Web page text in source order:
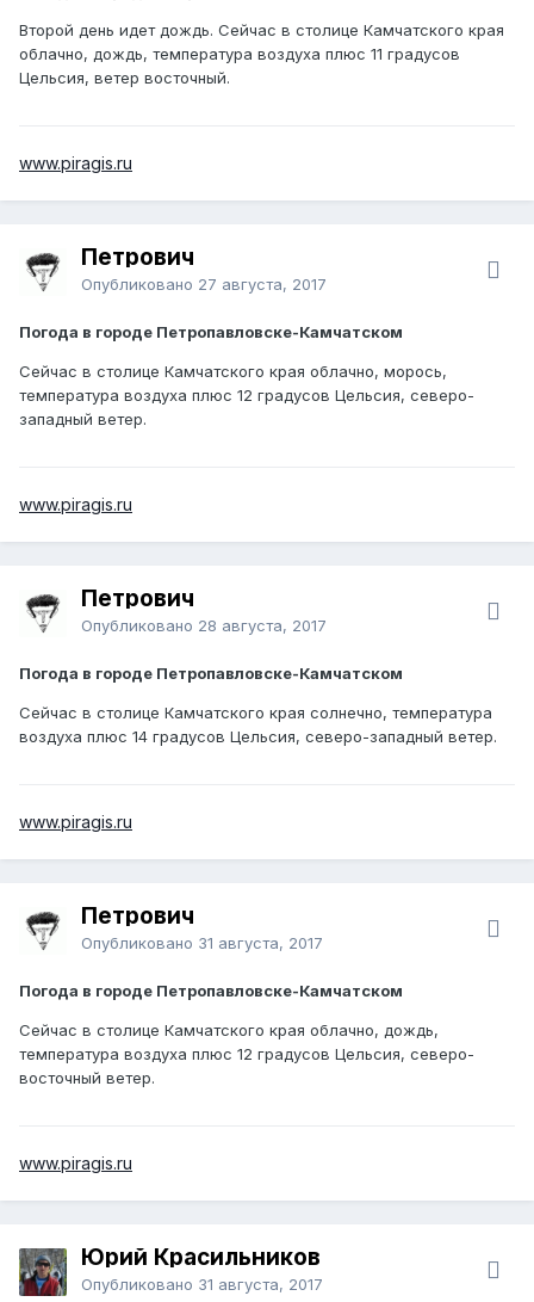
Второй день идет дождь. Сейчас в столице Камчатского края
облачно, дождь, температура воздуха плюс 11 градусов
Цельсия, ветер восточный.
www.piragis.ru
Петрович
Опубликовано 27 августа, 2017
Погода в городе Петропавловске-Камчатском
Сейчас в столице Камчатского края облачно, морось,
температура воздуха плюс 12 градусов Цельсия, северо-
западный ветер.
www.piragis.ru
Петрович
Опубликовано 28 августа, 2017
Погода в городе Петропавловске-Камчатском
Сейчас в столице Камчатского края солнечно, температура
воздуха плюс 14 градусов Цельсия, северо-западный ветер.
www.piragis.ru
Петрович
Опубликовано 31 августа, 2017
Погода в городе Петропавловске-Камчатском
Сейчас в столице Камчатского края облачно, дождь,
температура воздуха плюс 12 градусов Цельсия, северо-
восточный ветер.
www.piragis.ru
Юрий Красильников
Опубликовано 31 августа, 2017